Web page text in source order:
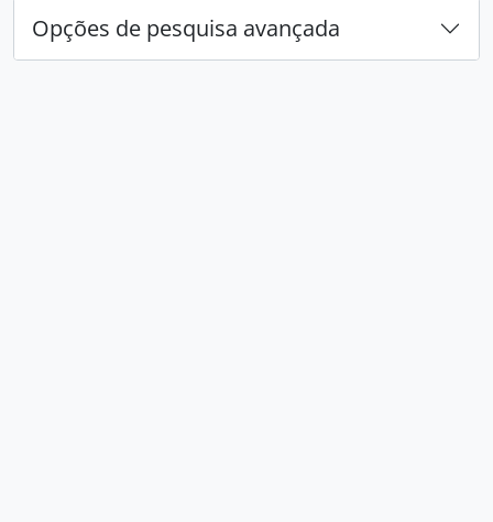
Opções de pesquisa avançada